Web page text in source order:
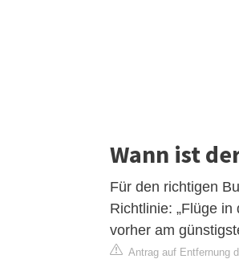
Wann ist
Für den richtigen
Richtlinie: „Flüge
vorher am
Antrag auf Entfernung